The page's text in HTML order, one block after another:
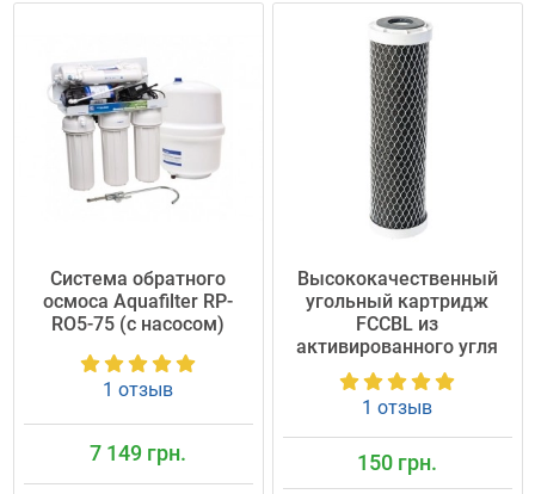
Cистема обратного
осмоса Aquafilter RP-
RO5-75 (с насосом)
1 отзыв
7 149 грн.
Высококачественный
угольный картридж
FCCBL из
активированного угля
1 отзыв
150 грн.